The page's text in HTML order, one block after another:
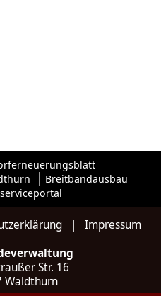
Breitbandausbau
| Impressum
Str. 16
Waldthurn